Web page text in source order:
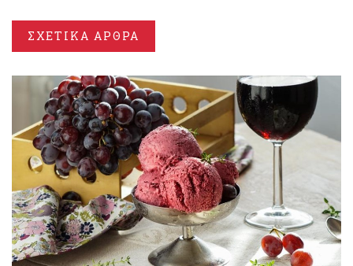
ΣΧΕΤΙΚΑ ΑΡΘΡΑ